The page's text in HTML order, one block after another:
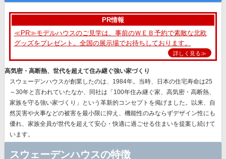
PR情報
≪PR≫モデルハウスのご見学は、事前のＷＥＢ予約で素敵な北欧
グッズをプレゼント。全国の展示場でお待ちしております。
詳しく見る≫
高気密・高断熱、世代を超えて住み継ぐ強い家づくり
スウェーデンハウスが創業したのは、1984年。当時、日本の住宅寿命は25
～30年と言われていたなか、同社は 「100年住み継ぐ家、高気密・高断熱、
家族を守る強い家づくり」
という革新的コンセプトを掲げました。以来、自
然災害や火事などの被害を最小限に抑え、機能性のみならずデザイン性にも
優れ、 家族全員が世代を超えて安心・快適に過ごせる住まいを提案 し続けて
います。
スウェーデンハウスの特徴